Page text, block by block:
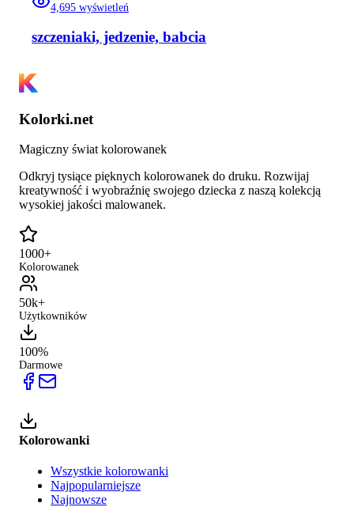
4,695 wyświetleń
szczeniaki, jedzenie, babcia
Kolorki.net
Magiczny świat kolorowanek
Odkryj tysiące pięknych kolorowanek do druku. Rozwijaj
kreatywność i wyobraźnię swojego dziecka z naszą kolekcją
wysokiej jakości malowanek.
1000+
Kolorowanek
50k+
Użytkowników
100%
Darmowe
Kolorowanki
Wszystkie kolorowanki
Najpopularniejsze
Najnowsze